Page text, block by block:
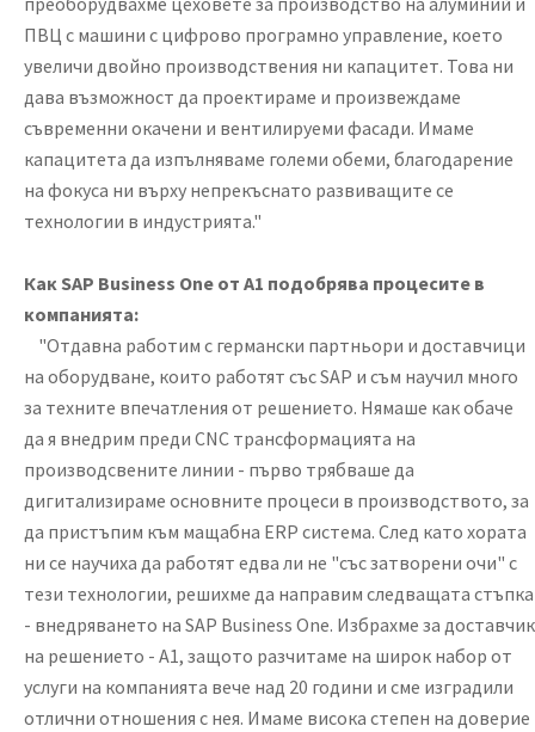
ПВЦ с машини с цифрово програмно управление, което
увеличи двойно производствения ни капацитет. Това ни
дава възможност да проектираме и произвеждаме
съвременни окачени и вентилируеми фасади. Имаме
капацитета да изпълняваме големи обеми, благодарение
на фокуса ни върху непрекъснато развиващите се
технологии в индустрията."
Как SAP Business One от А1 подобрява процесите в
компанията:
"Отдавна работим с германски партньори и доставчици
на оборудване, които работят със SAP и съм научил много
за техните впечатления от решението. Нямаше как обаче
да я внедрим преди CNC трансформацията на
производсвените линии - първо трябваше да
дигитализираме основните процеси в производството, за
да пристъпим към мащабна ERP система. След като хората
ни се научиха да работят едва ли не "със затворени очи" с
тези технологии, решихме да направим следващата стъпка
- внедряването на SAP Business One. Избрахме за доставчик
на решението - А1, защото разчитаме на широк набор от
услуги на компанията вече над 20 години и сме изградили
отлични отношения с нея. Имаме висока степен на доверие